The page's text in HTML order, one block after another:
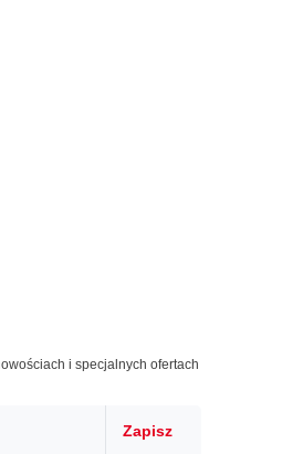
i specjalnych ofertach
Zapisz